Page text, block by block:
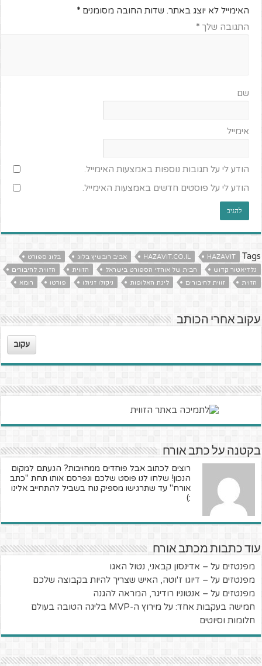
האימייל לא יוצג באתר. שדות החובה מסומנים*
התגובה שלך*
שם
אימייל
הודע לי על תגובות נוספות באמצעות האימייל.
הודע לי על פוסטים חדשים באמצעות האימייל.
Tags
HAZAVIT
HAZAVIT.CO.IL אביב רובשיץ בלוג
בלוג ספורט
גלדיאטור קדוש
הבית של אוהדי הספורט בישראל הזווית
הזווית לחיבורים
הזוית
זווית לחיבורים ליגת האלופות ניקולו זניולו פורטו רומא
עקוב אחרי הכותב
עקוב
בקטנה על כתב אורח
רוצים לכתוב אבל פוחדים ממחויבות? הגעתם למקום
הנכון! שלחו לנו פוסט שלכם ונפרסם אותו תחת "כתב
אורח" עד שתרגישו מספיק נוח בשביל להתחייב אלינו
:)
עוד כתבות מכתב אורח
מפנטזים על – אדינסון קבאני, נטול האגו
מפנטזים על – דיוגו ז'וטה, האיש שצריך להיות בקבוצה שלכם
מפנטזים על – אנטוניו רודיגר, המראה להגנה
חמישה בעקבות אחד: על מירוץ ה-MVP בליגה הטובה בעולם
חלומות וסיוטים